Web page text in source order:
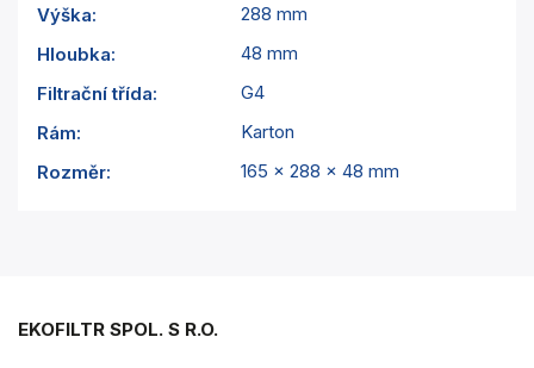
Výška:
288 mm
Hloubka:
48 mm
Filtrační třída:
G4
Rám:
Karton
Rozměr: 165 x 288 x 48 mm
EKOFILTR SPOL. S R.O.